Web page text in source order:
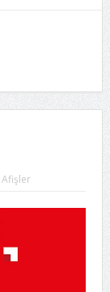
Afişler